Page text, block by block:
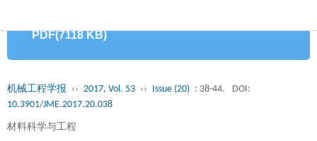
论
PDF(7118 KB)
机械工程学报 ›› 2017, Vol. 53 ›› Issue (20) : 38-44.
DOI:
10.3901/JME.2017.20.038
材料科学与工程